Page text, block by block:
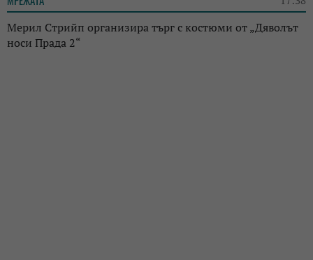
Мерил Стрийп организира търг с костюми от „Дяволът
носи Прада 2“